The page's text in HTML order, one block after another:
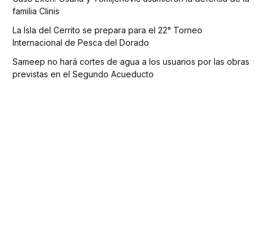
familia Clinis
La Isla del Cerrito se prepara para el 22° Torneo
Internacional de Pesca del Dorado
Sameep no hará cortes de agua a los usuarios por las obras
previstas en el Segundo Acueducto